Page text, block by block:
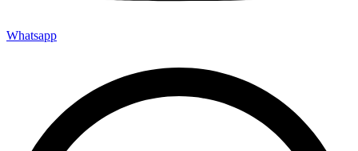
Whatsapp